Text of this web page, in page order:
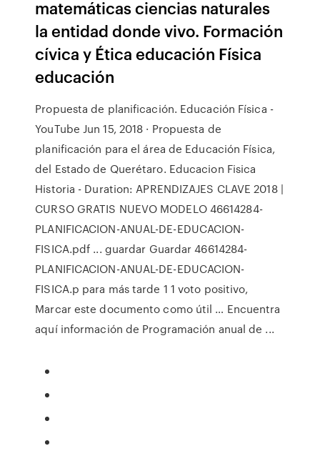
matemáticas ciencias naturales
la entidad donde vivo. Formación
cívica y Ética educación Física
educación
Propuesta de planificación. Educación Física -
YouTube Jun 15, 2018 · Propuesta de
planificación para el área de Educación Física,
del Estado de Querétaro. Educacion Fisica
Historia - Duration: APRENDIZAJES CLAVE 2018 |
CURSO GRATIS NUEVO MODELO 46614284-
PLANIFICACION-ANUAL-DE-EDUCACION-
FISICA.pdf ... guardar Guardar 46614284-
PLANIFICACION-ANUAL-DE-EDUCACION-
FISICA.p para más tarde 1 1 voto positivo,
Marcar este documento como útil … Encuentra
aquí información de Programación anual de ...